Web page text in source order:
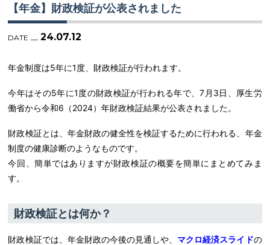
【年金】財政検証が公表されました
DATE 24.07.12
年金制度は5年に1度、財政検証が行われます。
今年はその5年に1度の財政検証が行われる年で、7月3日、厚生労
働省から令和6（2024）年財政検証結果が公表されました。
財政検証とは、年金財政の健全性を検証するために行われる、年金
制度の健康診断のようなものです。
今回、簡単ではありますが財政検証の概要を簡単にまとめてみま
す。
財政検証とは何か？
財政検証では、年金財政の今後の見通しや、 マクロ経済スライドの